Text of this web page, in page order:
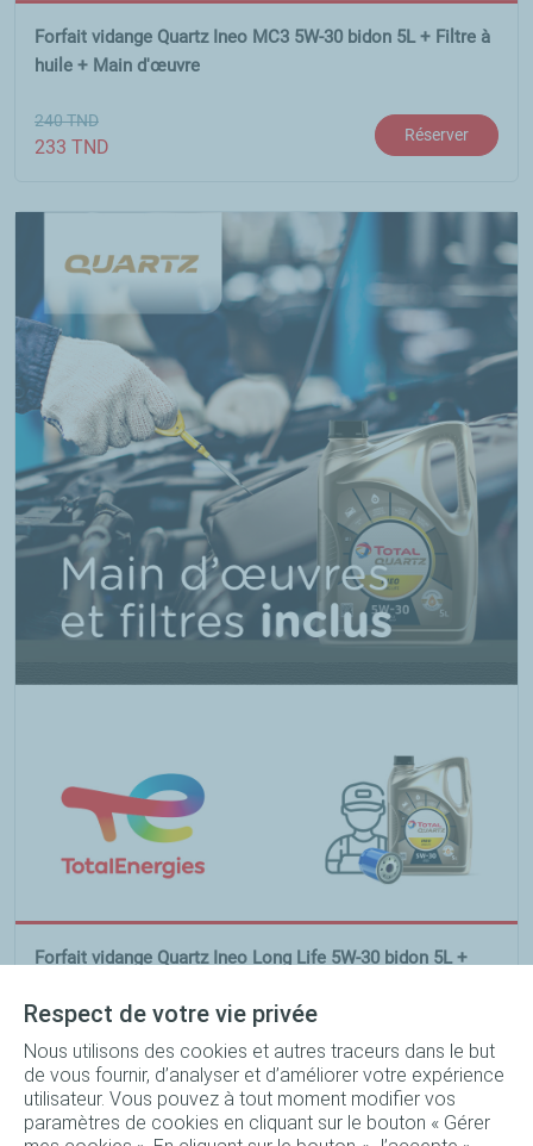
Forfait vidange Quartz Ineo MC3 5W-30 bidon 5L + Filtre à
huile + Main d'œuvre
240TND
233 TND
Réserver
Forfait vidange Quartz Ineo Long Life 5W-30 bidon 5L +
246 TND
239TND
Réserver
Respect de votre vie privée
Nous utilisons des cookies et autres traceurs dans le but
de vous fournir, d’analyser et d’améliorer votre expérience
utilisateur. Vous pouvez à tout moment modifier vos
paramètres de cookies en cliquant sur le bouton « Gérer